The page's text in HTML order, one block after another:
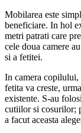
Mobilarea este
beneficiare. In hol
metri patrati care
cele doua camere
si a fetitei.
In camera copilului,
fetita va creste,
existente. S-au
cutiilor si cosurilor;
a facut aceasta